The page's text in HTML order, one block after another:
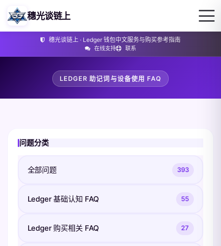
穗光谈链上 · Ledger 钱包中文服务与购买参考指南
在线支持 联系
穗光谈链上
LEDGER 助记词与设备使用 FAQ
问题分类
全部问题 393
Ledger 基础认知 FAQ 55
Ledger 购买相关 FAQ 27